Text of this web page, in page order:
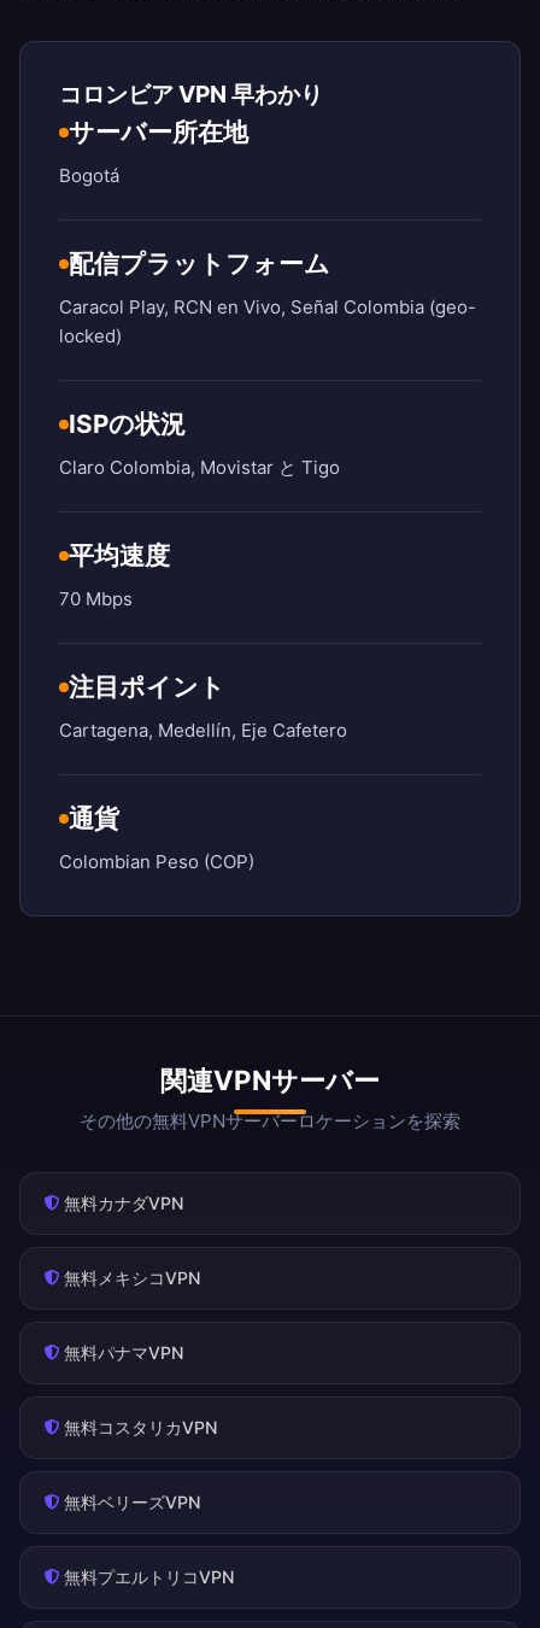
コロンビア VPN 早わかり
サーバー所在地
Bogotá
配信プラットフォーム
Caracol Play, RCN en Vivo, Señal Colombia (geo-
locked)
ISPの状況
Claro Colombia, Movistar と Tigo
平均速度
70 Mbps
注目ポイント
Cartagena, Medellín, Eje Cafetero
通貨
Colombian Peso (COP)
関連VPNサーバー
その他の無料VPNサーバーロケーションを探索
無料カナダVPN
無料メキシコVPN
無料パナマVPN
無料コスタリカVPN
無料ベリーズVPN
無料プエルトリコVPN